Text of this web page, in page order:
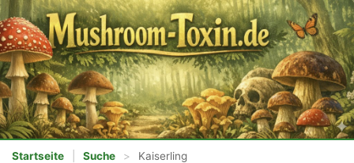
Startseite Suche > Kaiserling